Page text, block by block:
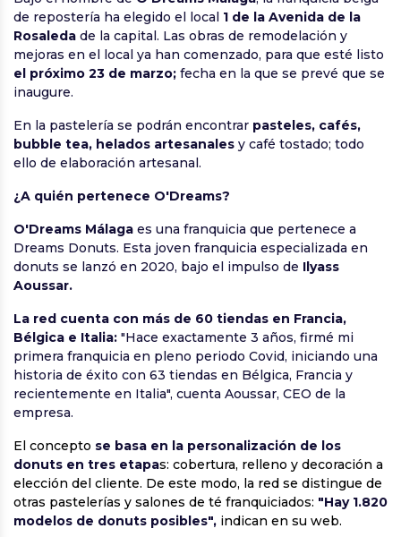
de repostería ha elegido el local 1 de la Avenida de la
Rosaleda de la capital. Las obras de remodelación y
mejoras en el local ya han comenzado, para que esté listo
el próximo 23 de marzo; fecha en la que se prevé que se
inaugure.
En la pastelería se podrán encontrar pasteles, cafés,
bubble tea, helados artesanales y café tostado; todo
ello de elaboración artesanal.
¿A quién pertenece O'Dreams?
O'Dreams Málaga es una franquicia que pertenece a
Dreams Donuts. Esta joven franquicia especializada en
donuts se lanzó en 2020, bajo el impulso de Ilyass
Aoussar.
La red cuenta con más de 60 tiendas en Francia,
Bélgica e Italia: "Hace exactamente 3 años, firmé mi
primera franquicia en pleno periodo Covid, iniciando una
historia de éxito con 63 tiendas en Bélgica, Francia y
recientemente en Italia", cuenta Aoussar, CEO de la
empresa.
El concepto se basa en la personalización de los
donuts en tres etapas: cobertura, relleno y decoración a
elección del cliente. De este modo, la red se distingue de
otras pastelerías y salones de té franquiciados: "Hay 1.820
modelos de donuts posibles", indican en su web.